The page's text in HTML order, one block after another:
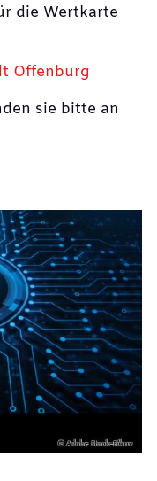
die Wertkarte
Offenburg
sie bitte an